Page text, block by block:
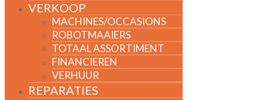
VERKOOP
MACHINES/OCCASIONS
ROBOTMAAIERS
TOTAAL ASSORTIMENT
FINANCIEREN
VERHUUR
REPARATIES